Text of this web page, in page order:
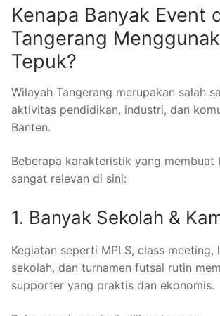
Kenapa Banyak Event
Tangerang
Tepuk?
Wilayah Tangerang merupakan salah
aktivitas pendidikan, industri, dan
Banten.
Beberapa karakteristik yang membuat
sangat relevan di sini:
1. Banyak Sekolah &
Kegiatan seperti MPLS, class meeting,
sekolah, dan turnamen futsal rutin
supporter yang praktis dan ekonomis.